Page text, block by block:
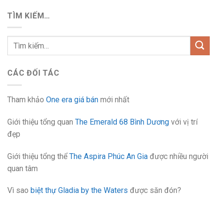
TÌM KIẾM…
CÁC ĐỐI TÁC
Tham khảo One era giá bán mới nhất
Giới thiệu tổng quan The Emerald 68 Bình Dương với vị trí
đẹp
Giới thiệu tổng thểThe Aspira Phúc An Gia được nhiều người
quan tâm
Vì sao biệt thự Gladia by the Waters được săn đón?